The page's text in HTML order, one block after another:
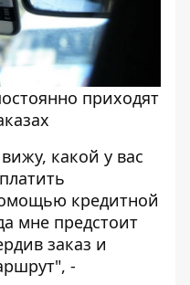
приходят
какой у вас
кредитной
мне предстоит
заказ и
-